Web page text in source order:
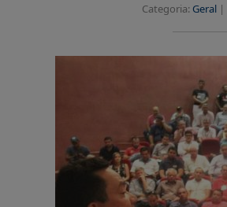
Categoria: Geral |